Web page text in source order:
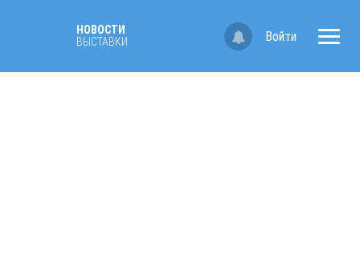
НОВОСТИ
ВЫСТАВКИ
Войти